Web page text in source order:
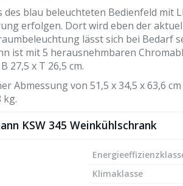
des blau beleuchteten Bedienfeld mit
erfolgen. Dort wird eben der
lässt sich bei Bedarf
ist mit 5 herausnehmbaren
27,5 x T 26,5 cm.
Abmessung von 51,5 x 34,5 x 63,6
kg.
KSW 345 Weinkühlschrank
Klimaklasse